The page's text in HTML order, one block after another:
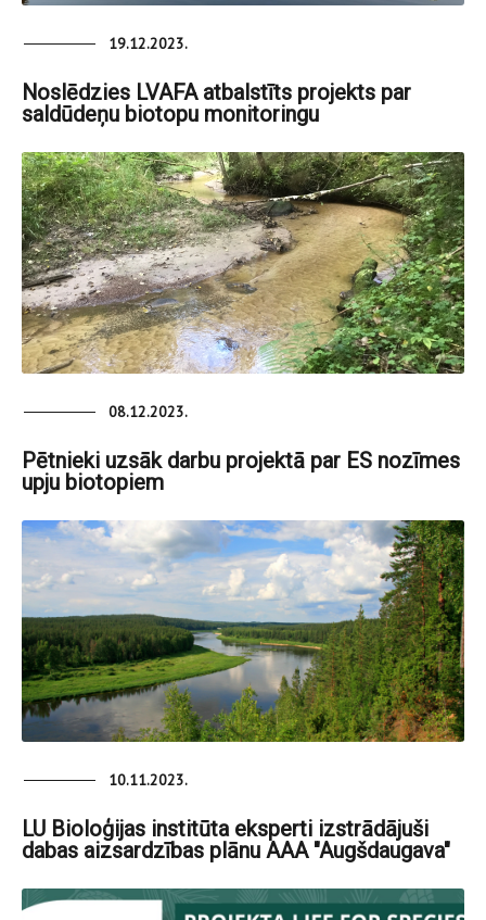
19.12.2023.
Noslēdzies LVAFA atbalstīts projekts par
saldūdeņu biotopu monitoringu
08.12.2023.
Pētnieki uzsāk darbu projektā par ES nozīmes
upju biotopiem
10.11.2023.
LU Bioloģijas institūta eksperti izstrādājuši
dabas aizsardzības plānu AAA "Augšdaugava"